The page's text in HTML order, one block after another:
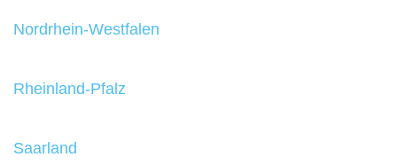
Nordrhein-Westfalen
Rheinland-Pfalz
Saarland